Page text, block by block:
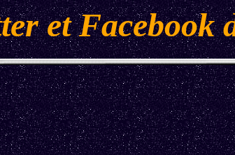
et Facebook